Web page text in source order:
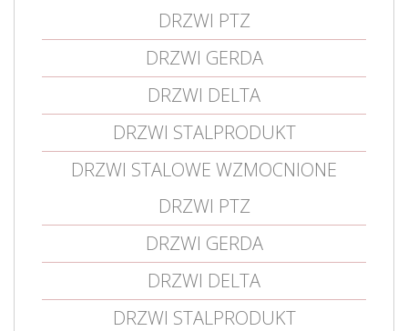
DRZWI PTZ
DRZWI GERDA
DRZWI DELTA
DRZWI STALPRODUKT
DRZWI STALOWE WZMOCNIONE
DRZWI PTZ
DRZWI GERDA
DRZWI DELTA
DRZWI STALPRODUKT